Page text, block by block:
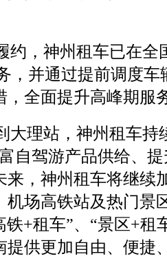
约，神州租车已在全
，并通过提前调度
，全面提升高峰期服
大理站，神州租车持
自驾游产品供给、
来，神州租车将继续
机场高铁站及热门景
铁+租车”、“景区+租
提供更加自由、便捷